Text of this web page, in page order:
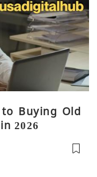
Buying Old
2026